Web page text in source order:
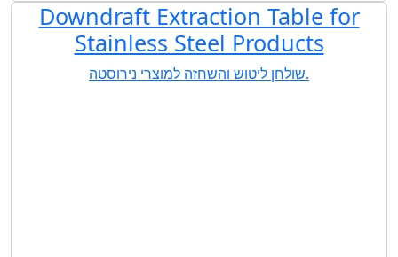
Downdraft Extraction Table for
Stainless Steel Products
שולחן ליטוש והשחזה למוצרי נירוסטה.